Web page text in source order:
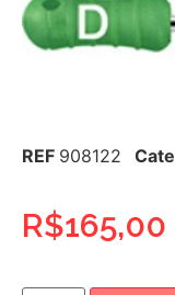
REF 908122
R$165,00